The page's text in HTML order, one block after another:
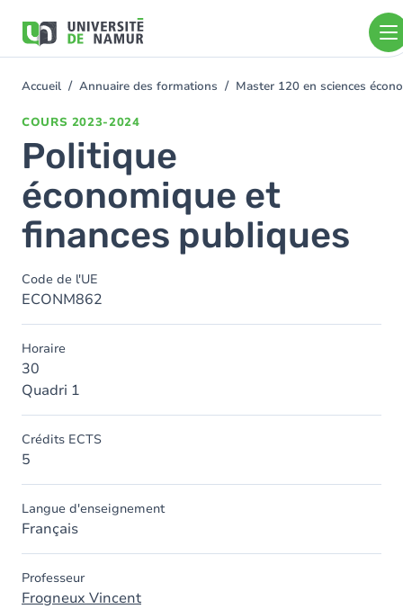
contenu
You
Accueil Annuaire des formations Master 120 en sciences
COURS 2023-2024
Politique
économique et
finances publiques
Code de l'UE
ECONM862
Horaire
30
Quadri 1
Crédits ECTS
5
Langue d'enseignement
Français
Professeur
Frogneux Vincent